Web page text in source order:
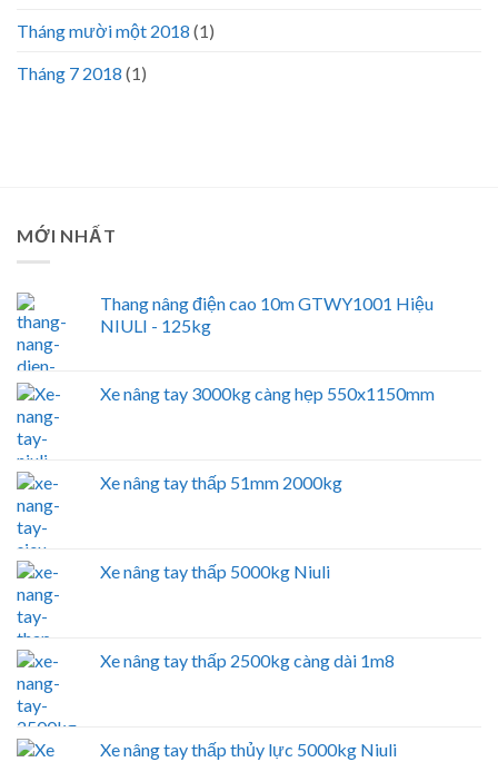
Tháng mười một 2018 (1)
Tháng 7 2018 (1)
MỚI NHẤT
Thang nâng điện cao 10m GTWY1001 Hiệu
NIULI - 125kg
Xe nâng tay 3000kg càng hẹp 550x1150mm
Xe nâng tay thấp 51mm 2000kg
Xe nâng tay thấp 5000kg Niuli
Xe nâng tay thấp 2500kg càng dài 1m8
Xe nâng tay thấp thủy lực 5000kg Niuli